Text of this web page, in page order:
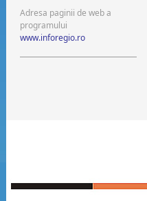
Adresa paginii de web a
programului
www.inforegio.ro